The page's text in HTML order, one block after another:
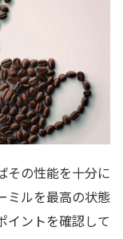
その性能を十分に
ミルを最高の状態
イントを確認して